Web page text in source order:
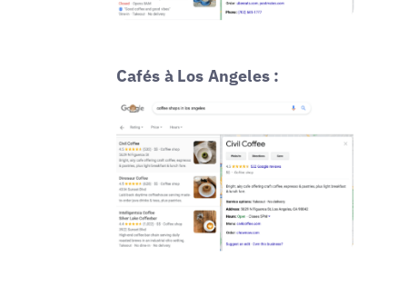
Cafés à Los Angeles :